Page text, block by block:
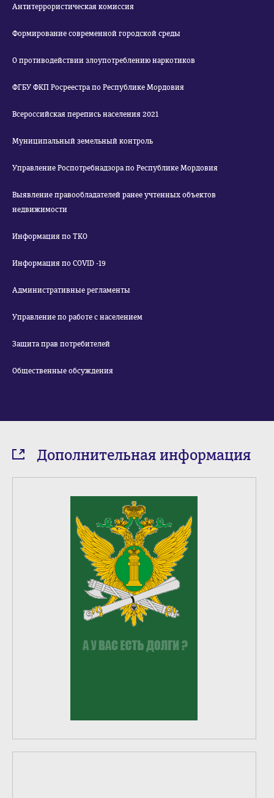
Антитеррористическая комиссия
Формирование современной городской среды
О противодействии злоупотреблению наркотиков
ФГБУ ФКП Росреестра по Республике Мордовия
Всероссийская перепись населения 2021
Муниципальный земельный контроль
Управление Роспотребнадзора по Республике Мордовия
Выявление правообладателей ранее учтенных объектов
недвижимости
Информация по ТКО
Информация по COVID -19
Административные регламенты
Управление по работе с населением
Защита прав потребителей
Общественные обсуждения
Дополнительная информация